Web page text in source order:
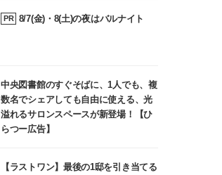
PR 8/7(金)・8(土)の夜はバルナイト
中央図書館のすぐそばに、1人でも、複
数名でシェアしても自由に使える、光
溢れるサロンスペースが新登場！【ひ
らつー広告】
【ラストワン】最後の1邸を引き当てる